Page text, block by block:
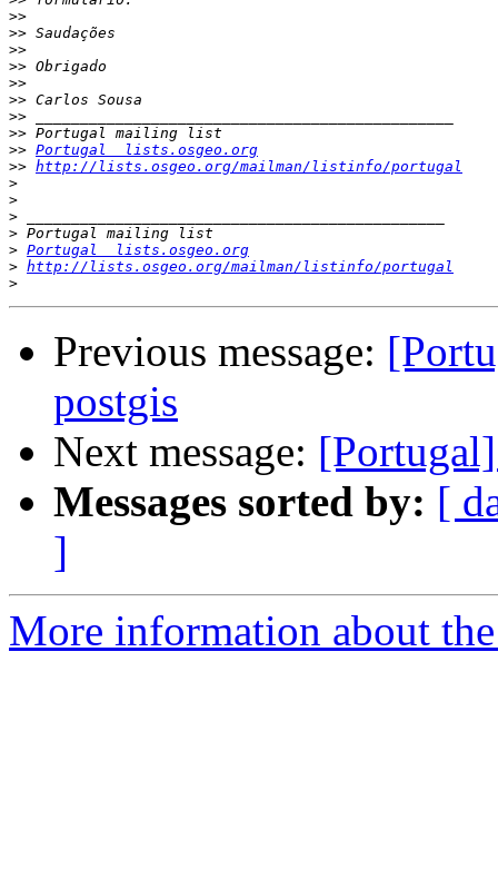
>>
>>
>>
>>
>>
>>
>>
>>
>> Portugal  lists.osgeo.org
>> http://lists.osgeo.org/mailman/listinfo/portugal
>
>
>
>
> Portugal  lists.osgeo.org
> http://lists.osgeo.org/mailman/listinfo/portugal
>
Previous message:
postgis
Next message:
Messages sorted by: [
]
More information about